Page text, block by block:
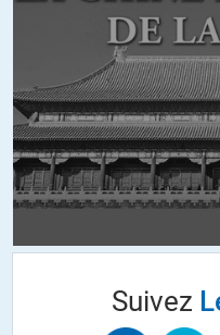
derniere-tentative-des-
http://www.constance-
presseurop-retrouvez-ma-
europeenne.html
http://www.huffingtonpost.fr/
europeenne-finance-
Nota Bene : une pétition est
http://www.change.org/
Suivez